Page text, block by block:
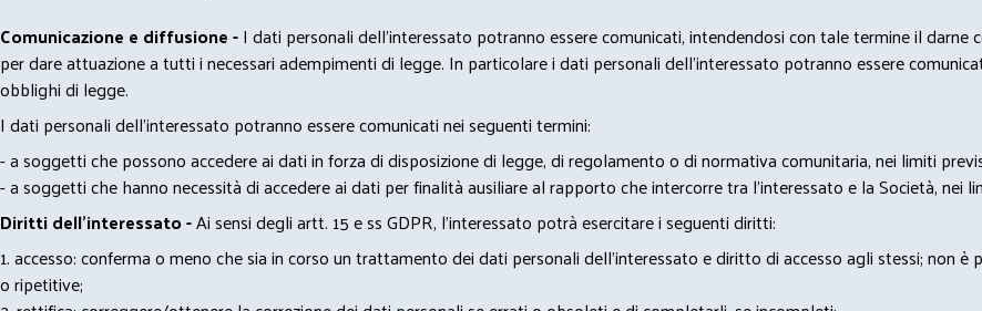
Comunicazione e diffusione -I dati personali dell’interessato potranno essere comunicati, intendendosi con tale termine il
per dare attuazione a tutti i necessari adempimenti di legge. In particolare i dati personali dell’interessato potranno essere
obblighi di legge.
I dati personali dell’interessato potranno essere comunicati nei seguenti termini:
- a soggetti che possono accedere ai dati in forza di disposizione di legge, di regolamento o di normativa comunitaria, nei limiti
- a soggetti che hanno necessità di accedere ai dati per finalità ausiliare al rapporto che intercorre tra l’interessato e la Società, nei
Diritti dell’interessato -Ai sensi degli artt. 15 e ss GDPR, l’interessato potrà esercitare i seguenti diritti:
1. accesso: conferma o meno che sia in corso un trattamento dei dati personali dell’interessato e diritto di accesso agli stessi; non
o ripetitive;